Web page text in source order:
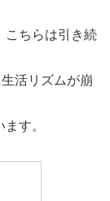
こちらは引き続
活リズムが崩
す。